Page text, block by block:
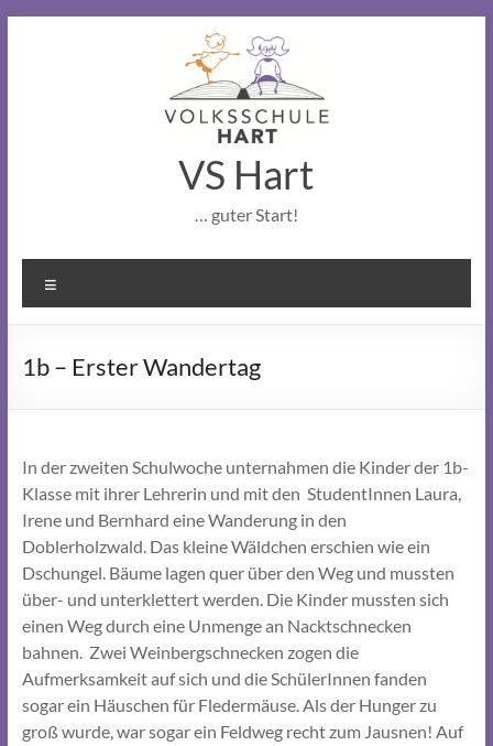
VS Hart
… guter Start!
1b – Erster Wandertag
In der zweiten Schulwoche unternahmen die Kinder der 1b-
Klasse mit ihrer Lehrerin und mit den StudentInnen Laura,
Irene und Bernhard eine Wanderung in den
Doblerholzwald. Das kleine Wäldchen erschien wie ein
Dschungel. Bäume lagen quer über den Weg und mussten
über- und unterklettert werden. Die Kinder mussten sich
einen Weg durch eine Unmenge an Nacktschnecken
bahnen. Zwei Weinbergschnecken zogen die
Aufmerksamkeit auf sich und die SchülerInnen fanden
sogar ein Häuschen für Fledermäuse. Als der Hunger zu
groß wurde, war sogar ein Feldweg recht zum Jausnen! Auf